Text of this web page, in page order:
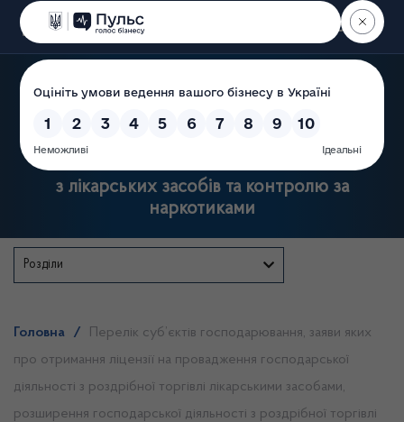
Пошук
Державна служба України
з лікарських засобів та контролю за
наркотиками
Розділи
Головна /
Перелік суб’єктів господарювання, заяви яких
про отримання ліцензії на провадження господарської
діяльності з роздрібної торгівлі лікарськими засобами,
розширення господарської діяльності з роздрібної торгівлі